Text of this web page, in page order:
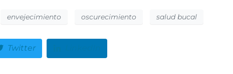
envejecimiento oscurecimiento salud bucal
Twitter